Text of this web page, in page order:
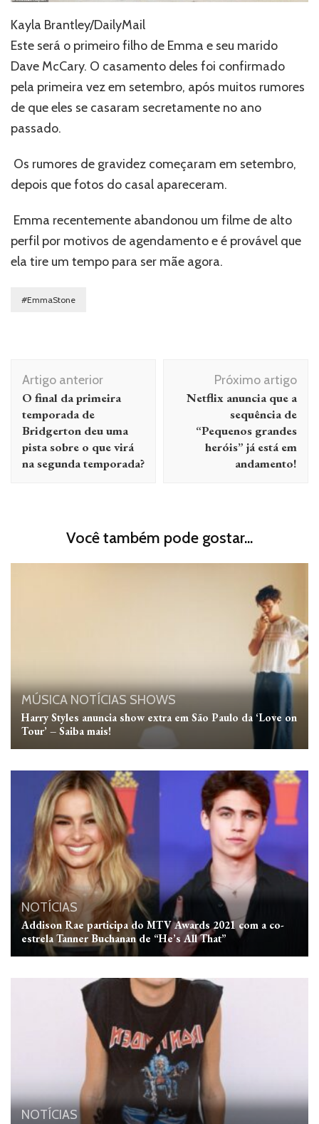
Kayla Brantley/DailyMail
Este será o primeiro filho de Emma e seu marido
Dave McCary. O casamento deles foi confirmado
pela primeira vez em setembro, após muitos rumores
de que eles se casaram secretamente no ano
passado.
Os rumores de gravidez começaram em setembro,
depois que fotos do casal apareceram.
Emma recentemente abandonou um filme de alto
perfil por motivos de agendamento e é provável que
ela tire um tempo para ser mãe agora.
#EmmaStone
Navegação
de
post
Artigo anterior
O final da primeira
temporada de
Bridgerton deu uma
pista sobre o que virá
na segunda temporada?
Próximo artigo
Netflix anuncia que a
sequência de
“Pequenos grandes
heróis” já está em
andamento!
Você também pode gostar...
MÚSICA NOTÍCIAS SHOWS
Harry Styles anuncia show extra em São Paulo da ‘Love on
Tour’ – Saiba mais!
NOTÍCIAS
Addison Rae participa do MTV Awards 2021 com a co-
estrela Tanner Buchanan de “He’s All That”
NOTÍCIAS